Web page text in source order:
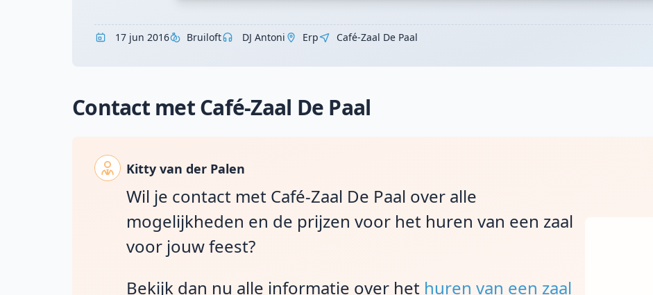
17 jun 2016 Bruiloft DJ Antoni Erp Café-Zaal De Paal
Contact met Café-Zaal De Paal
Kitty van der Palen
Wil je contact met Café-Zaal De Paal over alle
mogelijkheden en de prijzen voor het huren van een zaal
voor jouw feest?
Bekijk dan nu alle informatie over het huren van een zaal